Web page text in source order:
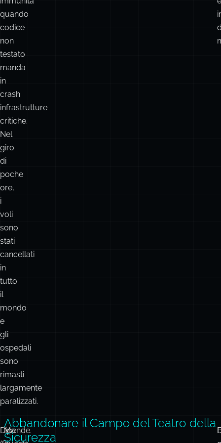
quando
codice
non
testato
manda
in
crash
infrastrutture
critiche.
Nel
giro
di
poche
ore,
i
voli
sono
stati
cancellati
in
tutto
il
mondo
e
gli
ospedali
sono
rimasti
largamente
paralizzati.
Dipende.
Ma
Abbandonare il Campo del Teatro della
Sicurezza